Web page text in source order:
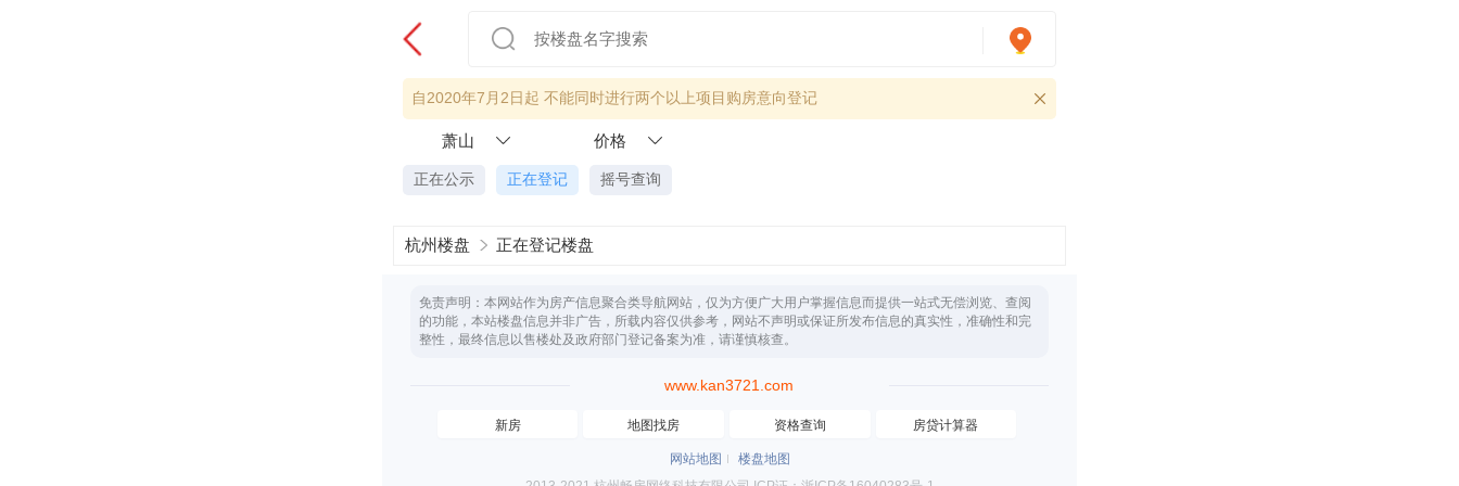
自2020年7月2日起 不能同时进行两个以上项目购房意向登记
萧山 价格
正在公示 正在登记 摇号查询
杭州楼盘 正在登记楼盘
免责声明：本网站作为房产信息聚合类导航网站，仅为方便广大用户掌握信息而提供一站式无偿浏览、查阅
的功能，本站楼盘信息并非广告，所载内容仅供参考，网站不声明或保证所发布信息的真实性，准确性和完
整性，最终信息以售楼处及政府部门登记备案为准，请谨慎核查。
www.kan3721.com
新房 地图找房 资格查询 房贷计算器
网站地图
楼盘地图